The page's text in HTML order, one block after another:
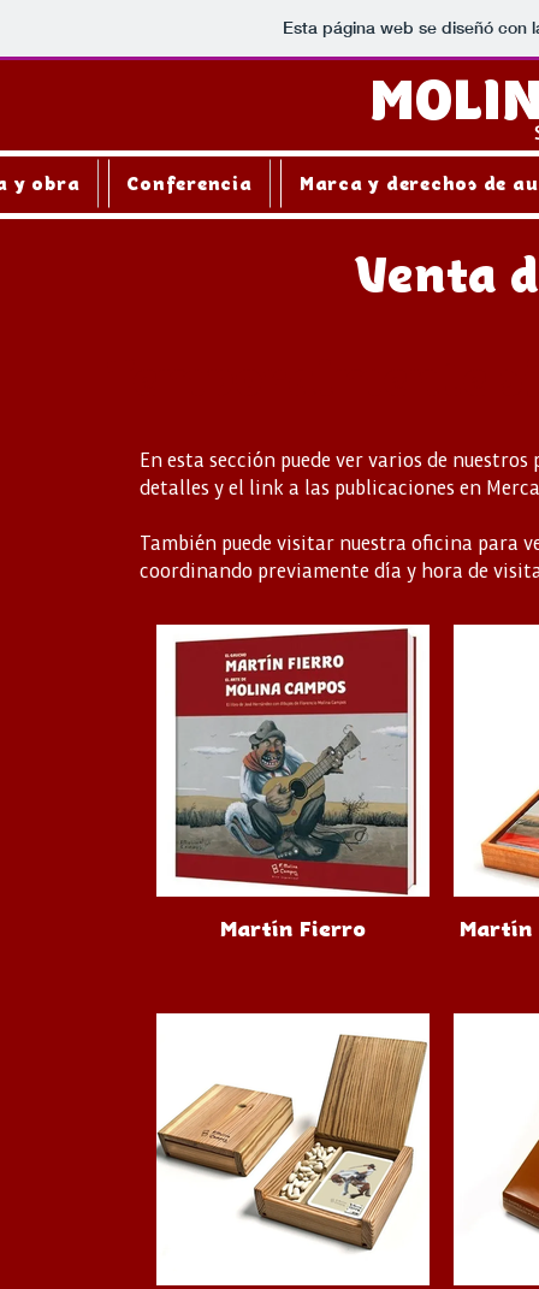
Esta página web se diseñó con
y obra Conferencia Marca y derechos de
Venta
En esta sección puede ver varios de
detalles y el link a las publicaciones en
También puede visitar nuestra oficina para
coordinando previamente día y hora de
Martín Fierro Martín